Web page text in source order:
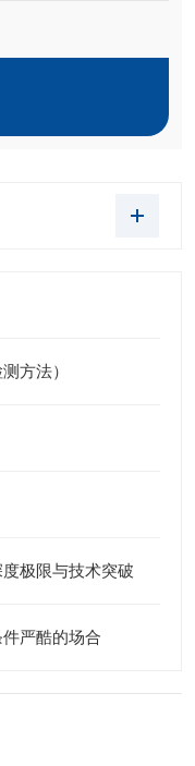
方法）
极限与技术突破
严酷的场合